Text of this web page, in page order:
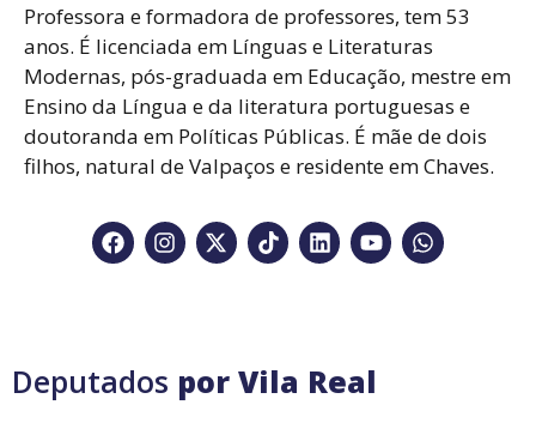
Professora e formadora de professores, tem 53
anos. É licenciada em Línguas e Literaturas
Modernas, pós-graduada em Educação, mestre em
Ensino da Língua e da literatura portuguesas e
doutoranda em Políticas Públicas. É mãe de dois
filhos, natural de Valpaços e residente em Chaves.
Deputados por Vila Real